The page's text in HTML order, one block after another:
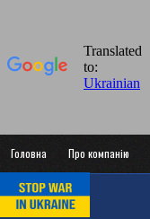
Головна Про компанію